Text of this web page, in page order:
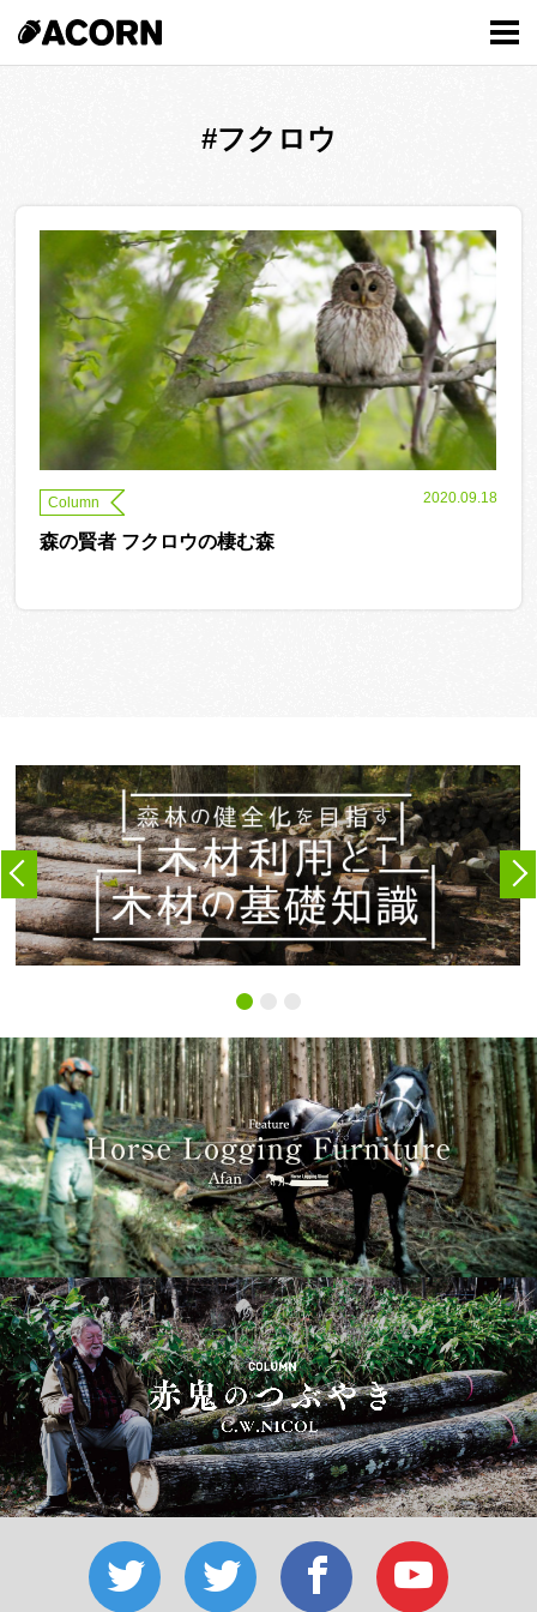
#フクロウ
Column 2020.09.18
森の賢者 フクロウの棲む森